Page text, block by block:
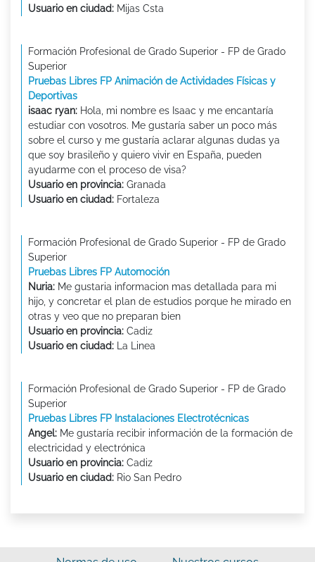
Usuario en ciudad: Mijas Csta
Formación Profesional de Grado Superior - FP de Grado
Superior
Pruebas Libres FP Animación de Actividades Físicas y
Deportivas
isaac ryan: Hola, mi nombre es Isaac y me encantaría
estudiar con vosotros. Me gustaría saber un poco más
sobre el curso y me gustaría aclarar algunas dudas ya
que soy brasileño y quiero vivir en España, pueden
ayudarme con el proceso de visa?
Usuario en provincia: Granada
Usuario en ciudad: Fortaleza
Formación Profesional de Grado Superior - FP de Grado
Superior
Pruebas Libres FP Automoción
Nuria: Me gustaria informacion mas detallada para mi
hijo, y concretar el plan de estudios porque he mirado en
otras y veo que no preparan bien
Usuario en provincia: Cadiz
Usuario en ciudad: La Linea
Formación Profesional de Grado Superior - FP de Grado
Superior
Pruebas Libres FP Instalaciones Electrotécnicas
Angel: Me gustaría recibir información de la formación de
electricidad y electrónica
Usuario en provincia: Cadiz
Usuario en ciudad: Rio San Pedro